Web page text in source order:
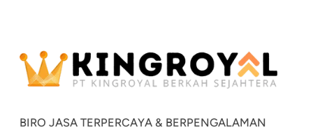
BIRO JASA TERPERCAYA & BERPENGALAMAN